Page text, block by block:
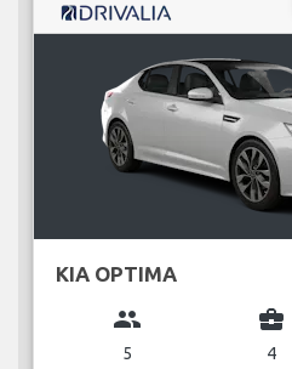
KIA OPTIMA
group
5
business_center
4